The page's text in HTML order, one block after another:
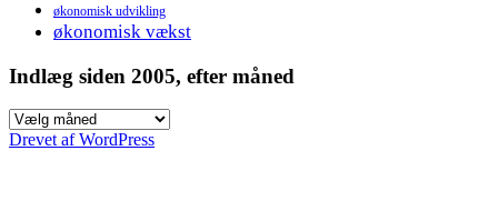
økonomisk udvikling
økonomisk vækst
Indlæg siden 2005, efter måned
Indlæg
siden
Drevet af WordPress